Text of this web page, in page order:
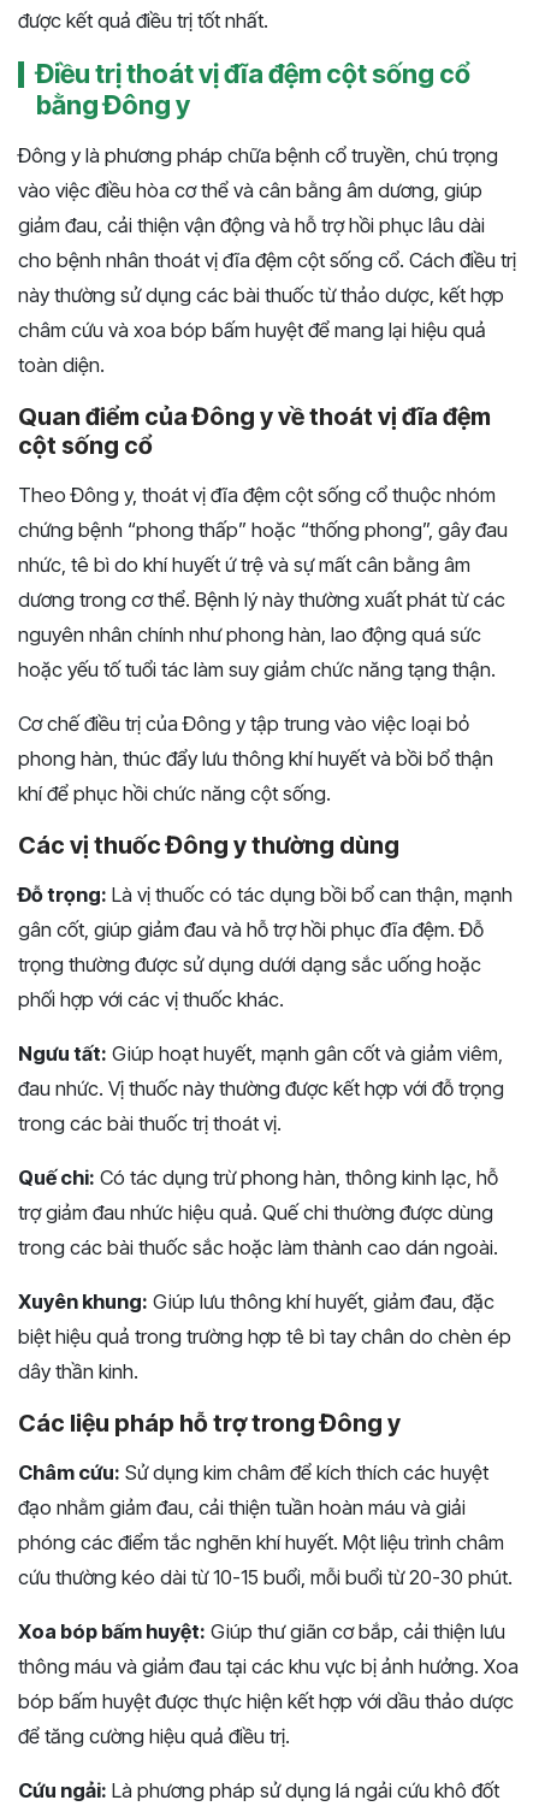
được kết quả điều trị tốt nhất.
Điều trị thoát vị đĩa đệm cột sống cổ
bằng Đông y
Đông y là phương pháp chữa bệnh cổ truyền, chú trọng
vào việc điều hòa cơ thể và cân bằng âm dương, giúp
giảm đau, cải thiện vận động và hỗ trợ hồi phục lâu dài
cho bệnh nhân thoát vị đĩa đệm cột sống cổ. Cách điều trị
này thường sử dụng các bài thuốc từ thảo dược, kết hợp
châm cứu và xoa bóp bấm huyệt để mang lại hiệu quả
toàn diện.
Quan điểm của Đông y về thoát vị đĩa đệm
cột sống cổ
Theo Đông y, thoát vị đĩa đệm cột sống cổ thuộc nhóm
chứng bệnh “phong thấp” hoặc “thống phong”, gây đau
nhức, tê bì do khí huyết ứ trệ và sự mất cân bằng âm
dương trong cơ thể. Bệnh lý này thường xuất phát từ các
nguyên nhân chính như phong hàn, lao động quá sức
hoặc yếu tố tuổi tác làm suy giảm chức năng tạng thận.
Cơ chế điều trị của Đông y tập trung vào việc loại bỏ
phong hàn, thúc đẩy lưu thông khí huyết và bồi bổ thận
khí để phục hồi chức năng cột sống.
Các vị thuốc Đông y thường dùng
Đỗ trọng: Là vị thuốc có tác dụng bồi bổ can thận, mạnh
gân cốt, giúp giảm đau và hỗ trợ hồi phục đĩa đệm. Đỗ
trọng thường được sử dụng dưới dạng sắc uống hoặc
phối hợp với các vị thuốc khác.
Ngưu tất: Giúp hoạt huyết, mạnh gân cốt và giảm viêm,
đau nhức. Vị thuốc này thường được kết hợp với đỗ trọng
trong các bài thuốc trị thoát vị.
Quế chi: Có tác dụng trừ phong hàn, thông kinh lạc, hỗ
trợ giảm đau nhức hiệu quả. Quế chi thường được dùng
trong các bài thuốc sắc hoặc làm thành cao dán ngoài.
Xuyên khung: Giúp lưu thông khí huyết, giảm đau, đặc
biệt hiệu quả trong trường hợp tê bì tay chân do chèn ép
dây thần kinh.
Các liệu pháp hỗ trợ trong Đông y
Châm cứu: Sử dụng kim châm để kích thích các huyệt
đạo nhằm giảm đau, cải thiện tuần hoàn máu và giải
phóng các điểm tắc nghẽn khí huyết. Một liệu trình châm
cứu thường kéo dài từ 10-15 buổi, mỗi buổi từ 20-30 phút.
Xoa bóp bấm huyệt: Giúp thư giãn cơ bắp, cải thiện lưu
thông máu và giảm đau tại các khu vực bị ảnh hưởng. Xoa
bóp bấm huyệt được thực hiện kết hợp với dầu thảo dược
để tăng cường hiệu quả điều trị.
Cứu ngải: Là phương pháp sử dụng lá ngải cứu khô đốt